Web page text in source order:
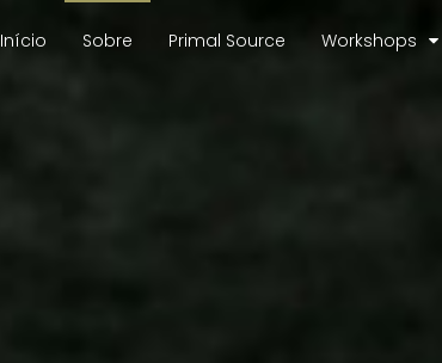
Início Sobre Primal Source Workshops